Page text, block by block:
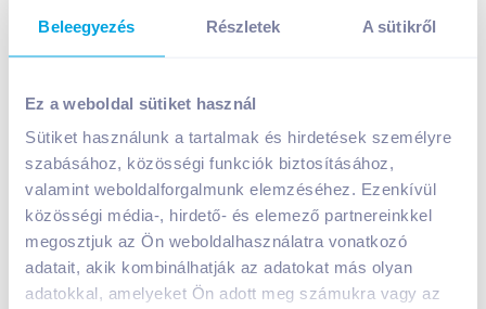
Beleegyezés Részletek A sütikről
Ez a weboldal sütiket használ
Sütiket használunk a tartalmak és hirdetések személyre
szabásához, közösségi funkciók biztosításához,
valamint weboldalforgalmunk elemzéséhez. Ezenkívül
közösségi média-, hirdető- és elemező partnereinkkel
megosztjuk az Ön weboldalhasználatra vonatkozó
adatait, akik kombinálhatják az adatokat más olyan
adatokkal, amelyeket Ön adott meg számukra vagy az
7 199Ft /
Egységár: 31 300Ft / kg
Nettó eladási ár: 5 669Ft /db(27% áfa)
KosárbaKosárba